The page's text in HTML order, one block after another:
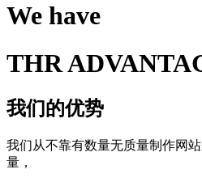
We have
THR
我们的优势
我们从不靠有数量无质量制作网
量，